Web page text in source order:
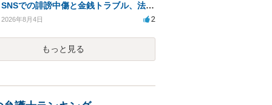
SNSでの誹謗中傷と金銭トラブル、法的対応の相談
2026年8月4日 2
もっと見る